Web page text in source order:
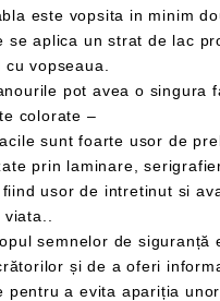
vopsita in minim
se aplica un strat de lac
vopseaua.
pot avea o singura
colorate –
tipar digital
si avand o durata
apariția unor condiții